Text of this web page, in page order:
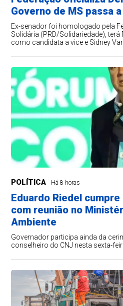
Governo de MS passa
Ex-senador foi homologado pela
Solidária (PRD/Solidariedade),
como candidata a vice e Sidney
POLÍTICA Há 8 horas
Eduardo Riedel
com reunião no
Ambiente
Governador participa ainda da
conselheiro do CNJ nesta sexta-